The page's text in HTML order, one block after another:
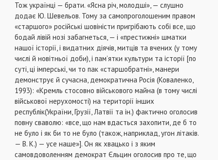
Тож українці — брати. «Ясна річ, молодші», — слушно
додає Ю. Шевельов. Тому за самопроголошеним правом
«старшого» російські шовіністи пригрібають собі все, що
бодай лівій нозі забагнеться, — і «престижні» шматки
нашої історії, і видатних діячів, митців та вчених (у тому
числі й новітньої доби), і пам’ятки культури та історії [по
суті, ці імперські, чи то пак «старшобратні», манери
демонструє й сучасна, демократична Росія (Коваленко,
1993): «Кремль стосовно військового майна (в тому числі
військової нерухомості) на території інших
республік(України, Грузії, Латвії та ін.) фактично оголосив
повну сваволю: «все, що нам вдасться захопити, де б то
не було і як би то не було (також, наприклад, угон літаків.
— В. К.) — усе наше»]. Он як хвацько і з яким
самовдоволенням демократ Єльцин оголосив про те, що